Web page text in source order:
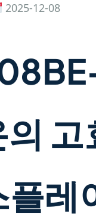
2025-12-08
고
플레